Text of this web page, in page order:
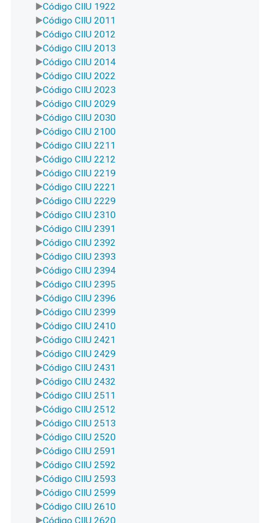
Código CIIU 1922
Código CIIU 2011
Código CIIU 2012
Código CIIU 2013
Código CIIU 2014
Código CIIU 2022
Código CIIU 2023
Código CIIU 2029
Código CIIU 2030
Código CIIU 2100
Código CIIU 2211
Código CIIU 2212
Código CIIU 2219
Código CIIU 2221
Código CIIU 2229
Código CIIU 2310
Código CIIU 2391
Código CIIU 2392
Código CIIU 2393
Código CIIU 2394
Código CIIU 2395
Código CIIU 2396
Código CIIU 2399
Código CIIU 2410
Código CIIU 2421
Código CIIU 2429
Código CIIU 2431
Código CIIU 2432
Código CIIU 2511
Código CIIU 2512
Código CIIU 2513
Código CIIU 2520
Código CIIU 2591
Código CIIU 2592
Código CIIU 2593
Código CIIU 2599
Código CIIU 2610
Código CIIU 2620